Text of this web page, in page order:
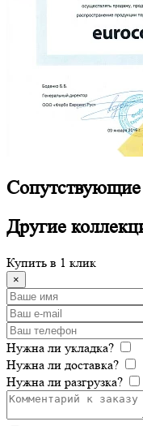
Сопутствующие
Другие
Купить в 1 клик
×
Нужна ли укладка?
Нужна ли доставка?
Нужна ли разгрузка?